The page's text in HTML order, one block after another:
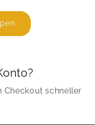
Checkout schneller